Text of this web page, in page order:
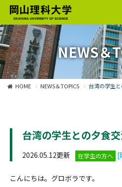
NEWS＆
HOME NEWS＆TOPICS 台湾の学生
台湾の学生との夕食
2026.05.12更新 在学生の方へ [
こんにちは。グロボラです。